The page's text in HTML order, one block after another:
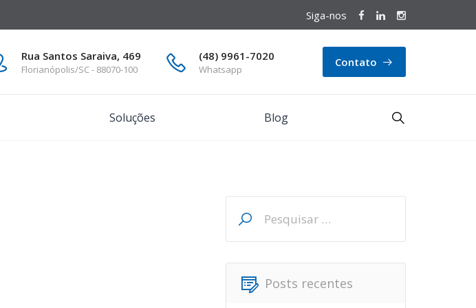
Siga-nos
Rua Santos Saraiva, 469
Florianópolis/SC - 88070-100
(48) 9961-7020
Whatsapp
Contato
Soluções Blog
Pesquisar
por:
Posts recentes